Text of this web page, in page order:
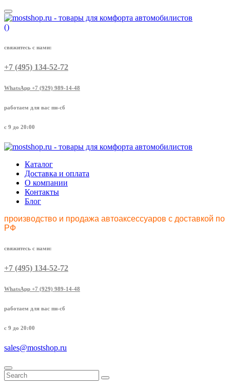
()
свяжитесь с нами:
+7 (495) 134-52-72
WhatsApp +7 (929) 989-14-48
работаем для вас пн-сб
с 9 до 20:00
Каталог
Доставка и оплата
О компании
Контакты
Блог
производство и продажа автоаксессуаров с доставкой по
РФ
свяжитесь с нами:
+7 (495) 134-52-72
WhatsApp +7 (929) 989-14-48
работаем для вас пн-сб
с 9 до 20:00
sales@mostshop.ru